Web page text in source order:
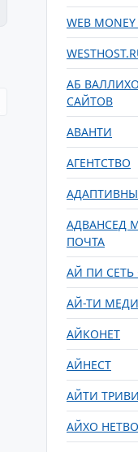
WEB
АБ
САЙТОВ
АВАНТИ
АГЕНТСТВО
АДВАНСЕД
ПОЧТА
АЙ ПИ СЕТЬ
АЙ-ТИ
АЙКОНЕТ
АЙНЕСТ
АЙТИ
АЙХО